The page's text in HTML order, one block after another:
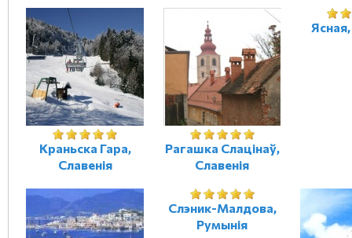
Краньска Гара,
Славенія
Рагашка Слацінаў,
Славенія
Слэник-Малдова,
Румынія